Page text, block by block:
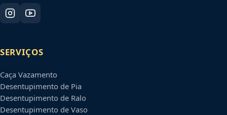
SERVIÇOS
Caça Vazamento
Desentupimento de Pia
Desentupimento de Ralo
Desentupimento de Vaso